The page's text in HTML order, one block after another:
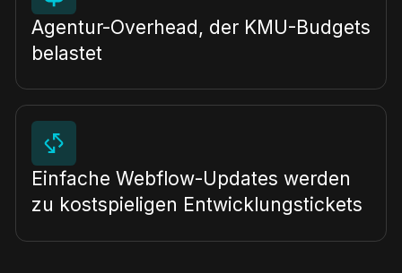
Agentur-Overhead, der KMU-Budgets
belastet
Einfache Webflow-Updates werden
zu kostspieligen Entwicklungstickets